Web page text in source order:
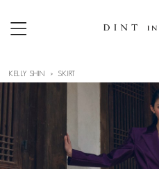
KELLY SHIN SKIRT